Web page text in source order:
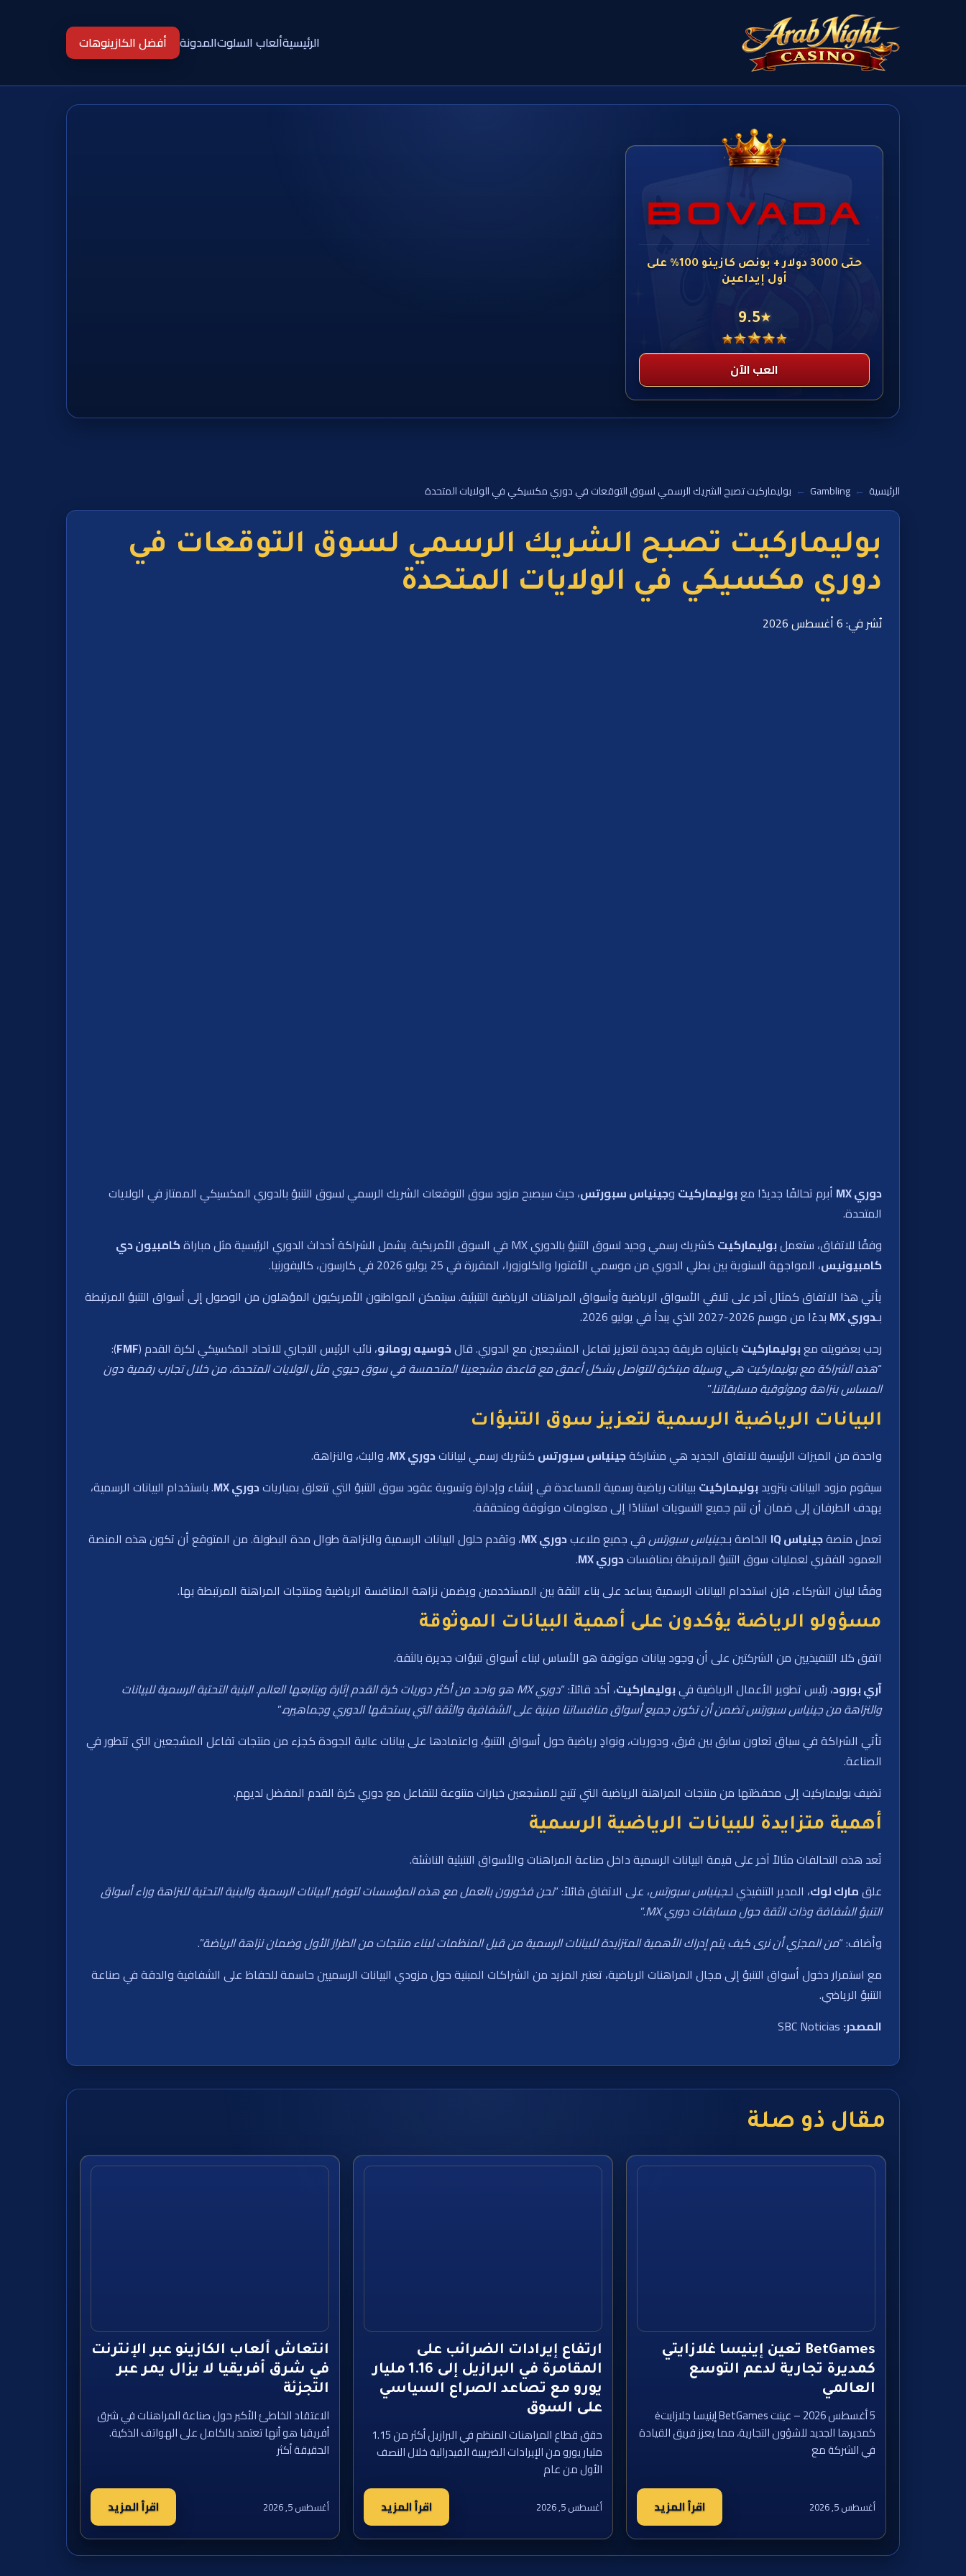
الرئيسيةألعاب السلوتالمدونة أفضل الكازينوهات
حتى 3000 دولار + بونص كازينو 100% على
أول إيداعين
★
9.5
العب الآن
الرئيسية ←
Gambling
← بوليماركيت تصبح الشريك الرسمي لسوق التوقعات في دوري مكسيكي في الولايات المتحدة
بوليماركيت تصبح الشريك الرسمي لسوق التوقعات في
دوري مكسيكي في الولايات المتحدة
نُشر في: 6 أغسطس 2026
دوري MX أبرم تحالفًا جديدًا معبوليماركيت وجينياس سبورتس، حيث سيصبح مزود سوق التوقعات الشريك الرسمي لسوق التنبؤ بالدوري المكسيكي الممتاز في الولايات
المتحدة.
وفقًا للاتفاق، ستعملبوليماركيت كشريك رسمي وحيد لسوق التنبؤ بالدوري MX في السوق الأمريكية. يشمل الشراكة أحداث الدوري الرئيسية مثل مباراة
كامبيون دي
كامبيونيس، المواجهة السنوية بين بطلي الدوري من موسمي الأفتورا والكلوزورا، المقررة في 25 يوليو 2026 في كارسون، كاليفورنيا.
يأتي هذا الاتفاق كمثال آخر على تلاقي الأسواق الرياضية وأسواق المراهنات الرياضية التنبئية. سيتمكن المواطنون الأمريكيون المؤهلون من الوصول إلى أسواق التنبؤ المرتبطة
بـدوري MX
بدءًا من موسم 2026-2027 الذي يبدأ في يوليو 2026.
رحب بعضويته معبوليماركيت باعتباره طريقة جديدة لتعزيز تفاعل المشجعين مع الدوري. قالخوسيه رومانو، نائب الرئيس التجاري للاتحاد المكسيكي لكرة القدم (FMF
):
“هذه الشراكة مع بوليماركيت هي وسيلة مبتكرة للتواصل بشكل أعمق مع قاعدة مشجعينا المتحمسة في سوق حيوي مثل الولايات المتحدة، من خلال تجارب رقمية دون
المساس بنزاهة وموثوقية مسابقاتنا.”
البيانات الرياضية الرسمية لتعزيز سوق التنبؤات
واحدة من الميزات الرئيسية للاتفاق الجديد هي مشاركةجينياس سبورتس كشريك رسمي لبياناتدوري MX
، والبث، والنزاهة.
سيقوم مزود البيانات بتزويدبوليماركيت ببيانات رياضية رسمية للمساعدة في إنشاء وإدارة وتسوية عقود سوق التنبؤ التي تتعلق بمبارياتدوري MX
. باستخدام البيانات الرسمية،
يهدف الطرفان إلى ضمان أن تتم جميع التسويات استنادًا إلى معلومات موثوقة ومتحققة.
تعمل منصةجينياس IQ الخاصة بـجينياس سبورتسفي جميع ملاعبدوري MX
، وتقدم حلول البيانات الرسمية والنزاهة طوال مدة البطولة. من المتوقع أن تكون هذه المنصة
العمود الفقري لعمليات سوق التنبؤ المرتبطة بمنافساتدوري MX
.
وفقًا لبيان الشركاء، فإن استخدام البيانات الرسمية يساعد على بناء الثقة بين المستخدمين ويضمن نزاهة المنافسة الرياضية ومنتجات المراهنة المرتبطة بها.
مسؤولو الرياضة يؤكدون على أهمية البيانات الموثوقة
اتفق كلا التنفيذيين من الشركتين على أن وجود بيانات موثوقة هو الأساس لبناء أسواق تنبؤات جديرة بالثقة.
آري بورود، رئيس تطوير الأعمال الرياضية فيبوليماركيت، أكد قائلاً: “
دوري MX هو واحد من أكثر دوريات كرة القدم إثارة ويتابعها العالم. البنية التحتية الرسمية للبيانات
والنزاهة من جينياس سبورتس تضمن أن تكون جميع أسواق منافساتنا مبنية على الشفافية والثقة التي يستحقها الدوري وجماهيره.”
تأتي الشراكة في سياق تعاون سابق بين فرق، ودوريات، ونوادٍ رياضية حول أسواق التنبؤ، واعتمادها على بيانات عالية الجودة كجزء من منتجات تفاعل المشجعين التي تتطور في
الصناعة.
تضيف بوليماركيت إلى محفظتها من منتجات المراهنة الرياضية التي تتيح للمشجعين خيارات متنوعة للتفاعل مع دوري كرة القدم المفضل لديهم.
أهمية متزايدة للبيانات الرياضية الرسمية
تُعد هذه التحالفات مثالاً آخر على قيمة البيانات الرسمية داخل صناعة المراهنات والأسواق التنبئية الناشئة.
علقمارك لوك، المدير التنفيذي لـجينياس سبورتس، على الاتفاق قائلاً: “نحن فخورون بالعمل مع هذه المؤسسات لتوفير البيانات الرسمية والبنية التحتية للنزاهة وراء أسواق
التنبؤ الشفافة وذات الثقة حول مسابقات دوري MX
.”
وأضاف: “من المجزي أن نرى كيف يتم إدراك الأهمية المتزايدة للبيانات الرسمية من قبل المنظمات لبناء منتجات من الطراز الأول وضمان نزاهة الرياضة”.
مع استمرار دخول أسواق التنبؤ إلى مجال المراهنات الرياضية، تعتبر المزيد من الشراكات المبنية حول مزودي البيانات الرسميين حاسمة للحفاظ على الشفافية والدقة في صناعة
التنبؤ الرياضي.
المصدر:
مقال ذو صلة
BetGames تعين إينيسا غلازايتي
كمديرة تجارية لدعم التوسع
العالمي
5 أغسطس 2026 – عينت BetGames إينيسا جلازايتė
كمديرها الجديد للشؤون التجارية، مما يعزز فريق القيادة
في الشركة مع
أغسطس 5, 2026 اقرأ المزيد
ارتفاع إيرادات الضرائب على
المقامرة في البرازيل إلى 1.16 مليار
يورو مع تصاعد الصراع السياسي
على السوق
حقق قطاع المراهنات المنظم في البرازيل أكثر من 1.15
مليار يورو من الإيرادات الضريبية الفيدرالية خلال النصف
الأول من عام
أغسطس 5, 2026 اقرأ المزيد
انتعاش ألعاب الكازينو عبر الإنترنت
في شرق أفريقيا لا يزال يمر عبر
التجزئة
الاعتقاد الخاطئ الأكبر حول صناعة المراهنات في شرق
أفريقيا هو أنها تعتمد بالكامل على الهواتف الذكية.
الحقيقة أكثر
أغسطس 5, 2026 اقرأ المزيد